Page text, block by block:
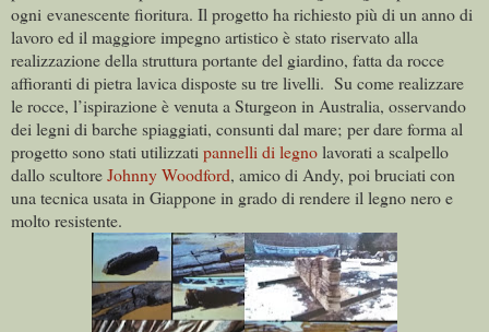
ogni evanescente fioritura. Il progetto ha richiesto più di un anno di
lavoro ed il maggiore impegno artistico è stato riservato alla
realizzazione della struttura portante del giardino, fatta da rocce
affioranti di pietra lavica disposte su tre livelli. Su come realizzare
le rocce, l’ispirazione è venuta a Sturgeon in Australia, osservando
dei legni di barche spiaggiati, consunti dal mare; per dare forma al
progetto sono stati utilizzati pannelli di legnolavorati a scalpello
dallo scultoreJohnny Woodford, amico di Andy, poi bruciati con
una tecnica usata in Giappone in grado di rendere il legno nero e
molto resistente.